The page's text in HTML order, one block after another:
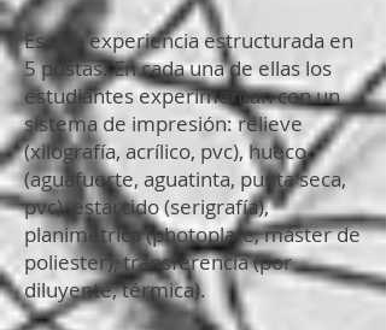
Es una experiencia estructurada en
5 postas. En cada una de ellas los
estudiantes experimentan con un
sistema de impresión: relieve
(xilografía, acrílico, pvc), hueco
(aguafuerte, aguatinta, punta seca,
pvc), estarcido (serigrafía),
planimétrica (photoplate, máster de
poliester), transferencia (por
diluyente, térmica).